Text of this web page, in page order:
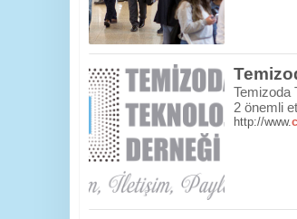
Temizoda
2 önemli
http://www.